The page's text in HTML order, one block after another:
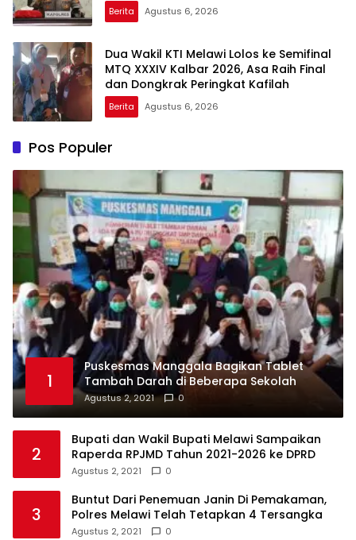
Berita Agustus 6, 2026
Dua Wakil KTI Melawi Lolos ke Semifinal
MTQ XXXIV Kalbar 2026, Asa Raih Final
dan Dongkrak Peringkat Kafilah
Berita Agustus 6, 2026
Pos Populer
1
Puskesmas Manggala Bagikan Tablet
Tambah Darah di Beberapa Sekolah
Agustus 2, 2021 0
2
Bupati dan Wakil Bupati Melawi Sampaikan
Raperda RPJMD Tahun 2021-2026 ke DPRD
Agustus 2, 2021 0
3
Buntut Dari Penemuan Janin Di Pemakaman,
Polres Melawi Telah Tetapkan 4 Tersangka
Agustus 2, 2021 0